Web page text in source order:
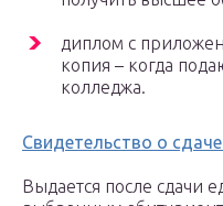
диплом с
копия – когда
колледжа.
Свидетельство о
Выдается после сдачи